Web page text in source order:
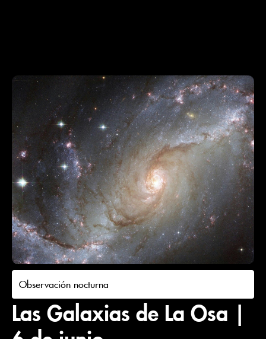
Observación nocturna
Las Galaxias de La Osa |
6 de junio